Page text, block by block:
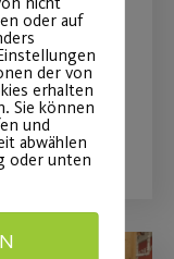
alle
oder auf
der von
erhalten
Sie können
und
abwählen
oder unten